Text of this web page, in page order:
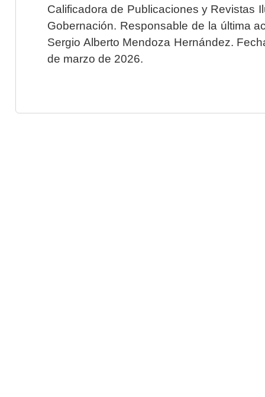
Calificadora de Publicaciones y Revistas
Gobernación. Responsable de la última
Sergio Alberto Mendoza Hernández.
de marzo de 2026.